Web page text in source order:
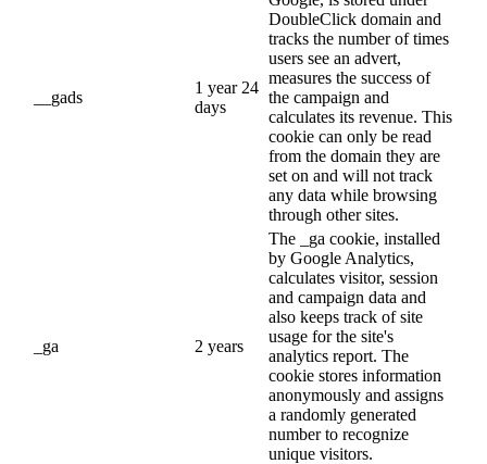
__gads
1 year 24
days
DoubleClick domain and
tracks the number of times
users see an advert,
measures the success of
the campaign and
calculates its revenue. This
cookie can only be read
from the domain they are
set on and will not track
any data while browsing
through other sites.
_ga 2 years
The _ga cookie, installed
by Google Analytics,
calculates visitor, session
and campaign data and
also keeps track of site
usage for the site's
analytics report. The
cookie stores information
anonymously and assigns
a randomly generated
number to recognize
unique visitors.